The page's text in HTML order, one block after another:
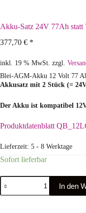
Akku-Satz 24V 77Ah statt
377,70 € *
inkl. 19 % MwSt. zzgl.
Blei-AGM-Akku 12 Volt 77
Akkusatz mit 2 Stück (=
Der Akku ist kompatibel
Produktdatenblatt
Lieferzeit: 5 - 8 Werktage
Sofort lieferbar
In den